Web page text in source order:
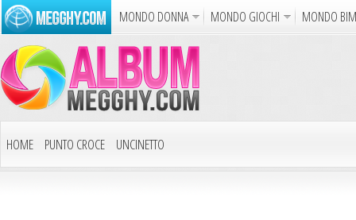
MONDO DONNA MONDO GIOCHI MONDO
Album Punto Croce Cucina
Azione Puzzle
Gif
HOME PUNTO CROCE UNCINETTO